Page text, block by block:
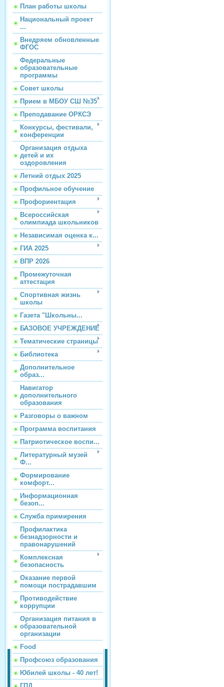
План работы школы
Национальный проект
...
Внедряем обновленные
ФГОС
Федеральные
образовательные
программы
Совет школы
Прием в МБОУ СШ №35
Преподавание ОРКСЭ
Конкурсы, фестивали,
конференции
Организация отдыха
детей и их
оздоровления
Летний отдых 2025
Профильное обучение
Профориентация
Всероссийская
олимпиада школьников
Независимая оценка к...
ГИА 2025
ВПР 2026
Промежуточная
аттестация
Спортивная жизнь
школы
Газета "Школьны...
БАЗОВОЕ УЧРЕЖДЕНИЕ
Тематические страницы
Библиотека
Дополнительное
образ...
Навигатор
дополнительного
образования
Разговоры о важном
Программа воспитания
Патриотическое воспи...
Литературный музей
Ф...
Формирование
комфорт...
Информационная
безоп...
Служба примирения
Профилактика
безнадзорности и
правонарушений
Комплексная
безопасность
Оказание первой
помощи пострадавшим
Противодействие
коррупции
Организация питания в
образовательной
организации
Food
Профсоюз образования
Юбилей школы - 40 лет!